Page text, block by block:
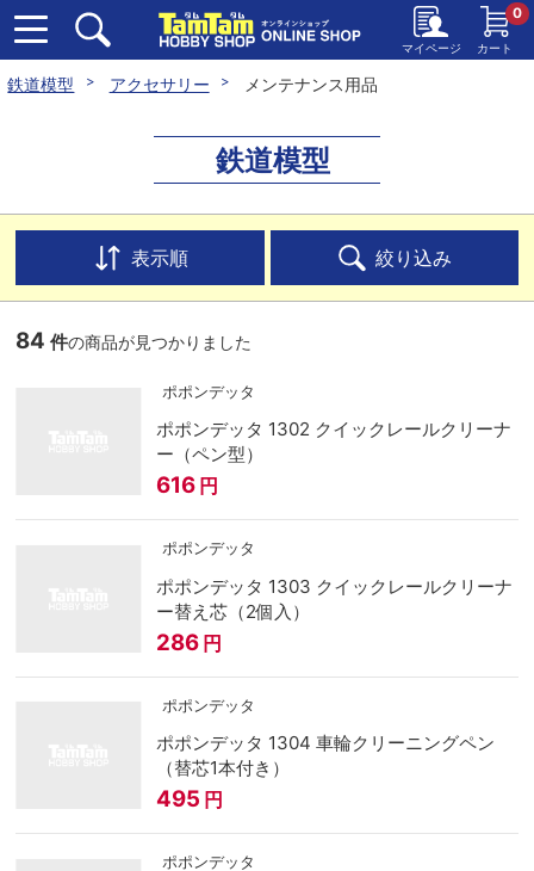
マイページ カート
0
鉄道模型 アクセサリー メンテナンス用品
鉄道模型
表示順 絞り込み
84 件の商品が見つかりました
ポポンデッタ
ポポンデッタ 1302 クイックレールクリーナ
ー（ペン型）
616 円
ポポンデッタ
ポポンデッタ 1303 クイックレールクリーナ
ー替え芯（2個入）
286 円
ポポンデッタ
ポポンデッタ 1304 車輪クリーニングペン
（替芯1本付き）
495 円
ポポンデッタ